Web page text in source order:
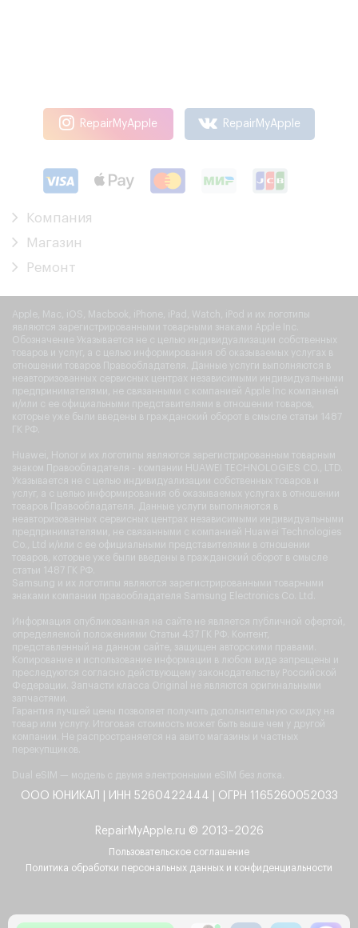
RepairMyApple RepairMyApple
Компания
Магазин
Ремонт
Apple, Mac, iOS, Macbook, iPhone, iPad, Watch, iPod и их логотипы
являются зарегистрированными товарными знаками Apple Inc.
Обозначение Указывается не с целью индивидуализации собственных
товаров и услуг, а с целью информирования об оказываемых услугах в
отношении товаров Правообладателя. Данные услуги выполняются в
неавторизованных сервисных центрах независимыми индивидуальными
предпринимателями, не связанными с компанией Apple Inc компанией
и/или с ее официальными представителями в отношении товаров,
которые уже были введены в гражданский оборот в смысле статьи 1487
ГК РФ.
Huawei, Honor и их логотипы являются зарегистрированным товарным
знаком Правообладателя - компании HUAWEI TECHNOLOGIES CO., LTD.
Указывается не с целью индивидуализации собственных товаров и
услуг, а с целью информирования об оказываемых услугах в отношении
товаров Правообладателя. Данные услуги выполняются в
неавторизованных сервисных центрах независимыми индивидуальными
предпринимателями, не связанными с компанией Huawei Technologies
Co., Ltd и/или с ее официальными представителями в отношении
товаров, которые уже были введены в гражданский оборот в смысле
статьи 1487 ГК РФ.
Samsung и их логотипы являются зарегистрированными товарными
знаками компании правообладателя Samsung Electronics Co. Ltd.
Информация опубликованная на сайте не является публичной офертой,
определяемой положениями Статьи 437 ГК РФ. Контент,
представленный на данном сайте, защищен авторскими правами.
Копирование и использование информации в любом виде запрещены и
преследуются согласно действующему законодательству Российской
Федерации. Запчасти класса Original не являются оригинальными
запчастями.
Гарантия лучшей цены позволяет получить дополнительную скидку на
товар или услугу. Итоговая стоимость может быть выше чем у другой
компании. Не распространяется на авито магазины и частных
перекупщиков.
Dual eSIM — модель с двумя электронными eSIM без лотка.
ООО ЮНИКАЛ | ИНН 5260422444 | ОГРН 1165260052033
RepairMyApple.ru © 2013–2026
Пользовательское соглашение
Политика обработки персональных данных и конфиденциальности